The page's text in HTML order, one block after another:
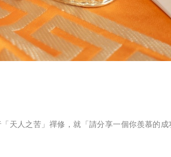
天人之苦」禪修，就「請分享一個你羨慕的